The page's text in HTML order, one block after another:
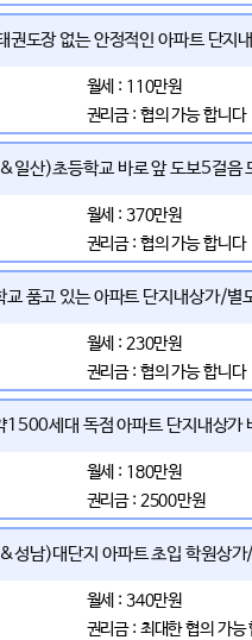
권도장 없는 안정적인 아파트 단지
월세 : 110만원
권리금 : 협의 가능 합니다
일산)초등학교 바로 앞 도보5걸음
월세 : 370만원
권리금 : 협의 가능 합니다
교 품고 있는 아파트 단지내상가/
월세 : 230만원
권리금 : 협의 가능 합니다
1500세대 독점 아파트 단지내상가
월세 : 180만원
권리금 : 2500만원
성남)대단지 아파트 초입 학원상
월세 : 340만원